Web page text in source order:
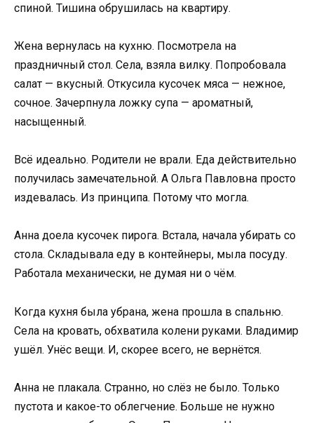
спиной. Тишина обрушилась на квартиру.
Жена вернулась на кухню. Посмотрела на
праздничный стол. Села, взяла вилку. Попробовала
салат — вкусный. Откусила кусочек мяса — нежное,
сочное. Зачерпнула ложку супа — ароматный,
насыщенный.
Всё идеально. Родители не врали. Еда действительно
получилась замечательной. А Ольга Павловна просто
издевалась. Из принципа. Потому что могла.
Анна доела кусочек пирога. Встала, начала убирать со
стола. Складывала еду в контейнеры, мыла посуду.
Работала механически, не думая ни о чём.
Когда кухня была убрана, жена прошла в спальню.
Села на кровать, обхватила колени руками. Владимир
ушёл. Унёс вещи. И, скорее всего, не вернётся.
Анна не плакала. Странно, но слёз не было. Только
пустота и какое-то облегчение. Больше не нужно